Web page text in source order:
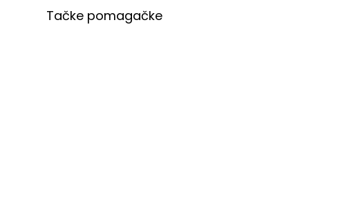
Tačke pomagačke